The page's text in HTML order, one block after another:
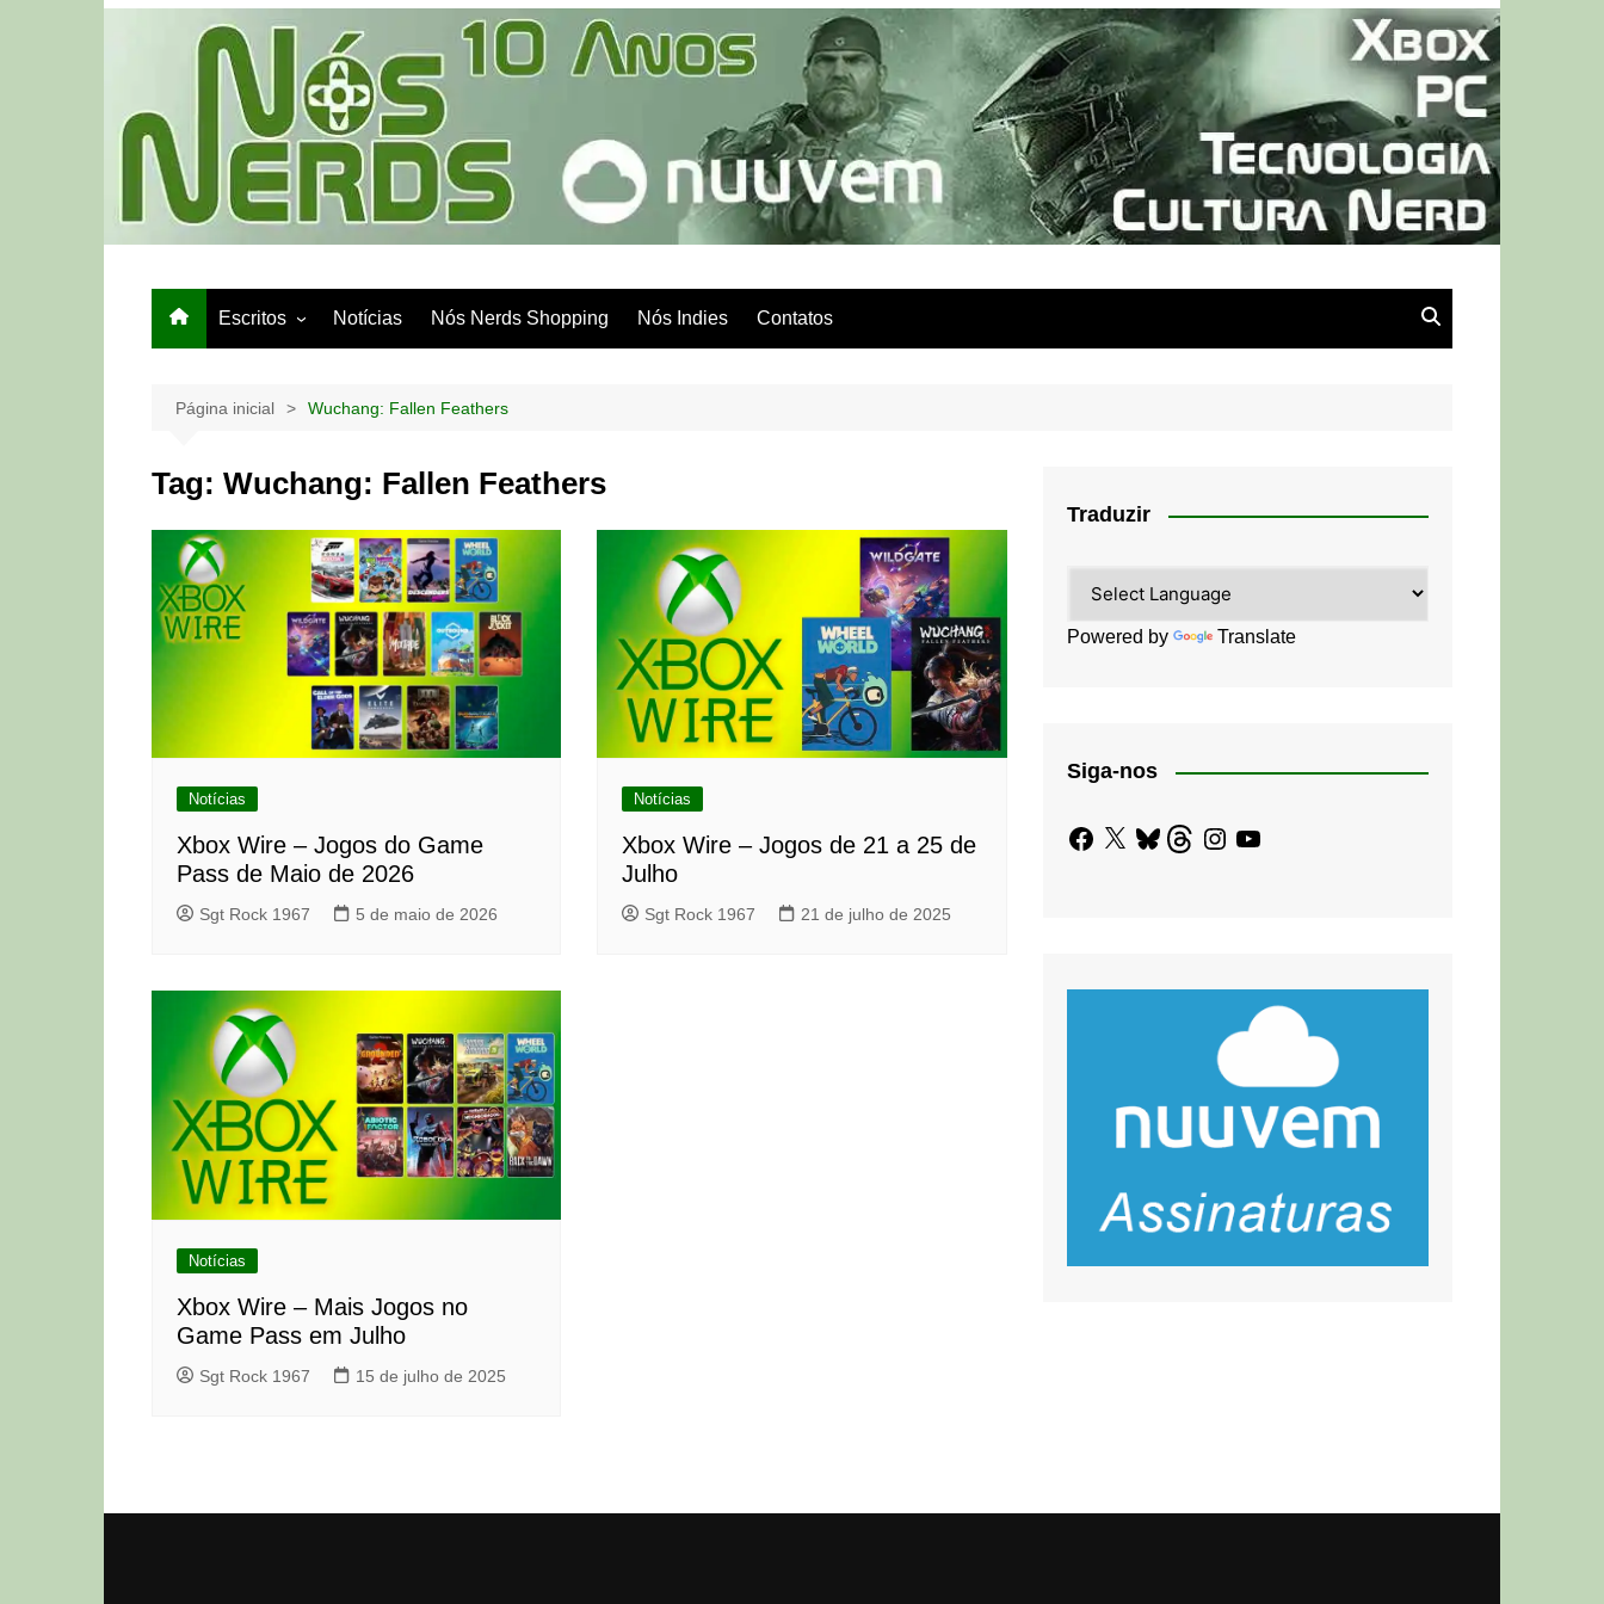
Escritos
Papo de Bar
Notícias Nós Nerds Shopping Nós Indies Contatos
Página inicial Wuchang: Fallen Feathers
Tag: Wuchang: Fallen Feathers
Notícias
Xbox Wire – Jogos do Game
Pass de Maio de 2026
Sgt Rock 1967 5 de maio de 2026
Notícias
Xbox Wire – Jogos de 21 a 25 de
Julho
Sgt Rock 1967 21 de julho de 2025
Notícias
Xbox Wire – Mais Jogos no
Game Pass em Julho
Sgt Rock 1967 15 de julho de 2025
Traduzir
Powered by Translate
Siga-nos
Facebook
X BlueskyThreadsInstagram
YouTube